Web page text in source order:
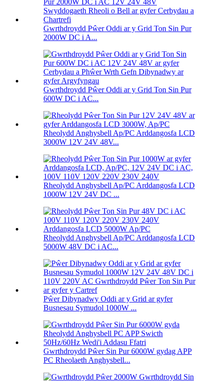
Gwrthdroydd Pŵer Oddi ar y Grid Ton Sin Pur
2000W DC i A...
Gwrthdroydd Pŵer Oddi ar y Grid Ton Sin Pur
600W DC i AC...
Rheolydd Anghysbell Ap/PC Arddangosfa LCD
3000W 12V 24V 48V...
Rheolydd Anghysbell Ap/PC Arddangosfa LCD
1000W 12V 24V DC ...
Rheolydd Anghysbell Ap/PC Arddangosfa LCD
5000W 48V DC i AC...
Pŵer Dibynadwy Oddi ar y Grid ar gyfer
Busnesau Symudol 1000W ...
Gwrthdroydd Pŵer Sin Pur 6000W gydag APP
PC Rheolaeth Anghysbell...